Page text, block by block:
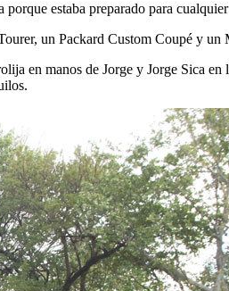
estaba preparado para
un Packard Custom Coupé y
en manos de Jorge y Jorge Sica